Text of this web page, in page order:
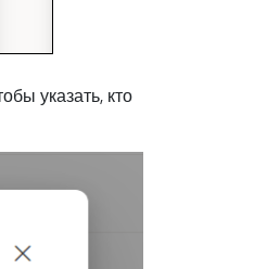
указать, кто